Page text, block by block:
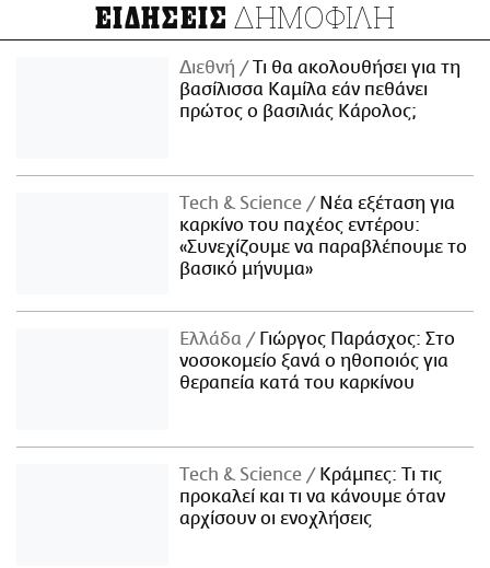
ΕΙΔΗΣΕΙΣ ΔΗΜΟΦΙΛΗ
Διεθνή
Τι θα ακολουθήσει για τη
βασίλισσα Καμίλα εάν πεθάνει
πρώτος ο βασιλιάς Κάρολος;
Τech & Science
Νέα εξέταση για
καρκίνο του παχέος εντέρου:
«Συνεχίζουμε να παραβλέπουμε το
βασικό μήνυμα»
Ελλάδα
Γιώργος Παράσχος: Στο
νοσοκομείο ξανά ο ηθοποιός για
θεραπεία κατά του καρκίνου
Τech & Science
Κράμπες: Τι τις
προκαλεί και τι να κάνουμε όταν
αρχίσουν οι ενοχλήσεις